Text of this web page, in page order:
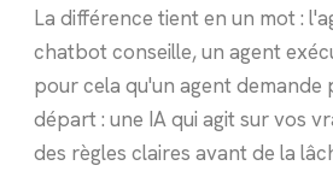
La différence tient en un mot :
chatbot conseille, un agent
pour cela qu'un agent demande
départ : une IA qui agit sur vos
des règles claires avant de la